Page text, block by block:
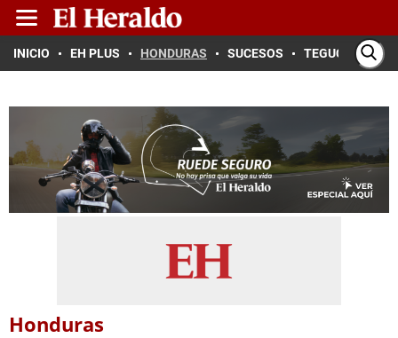
INICIO EH PLUS HONDURAS SUCESOS TEGUCIGALPA
Honduras